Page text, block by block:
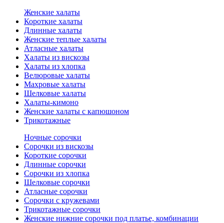
Женские халаты
Короткие халаты
Длинные халаты
Женские теплые халаты
Атласные халаты
Халаты из вискозы
Халаты из хлопка
Велюровые халаты
Махровые халаты
Шелковые халаты
Халаты-кимоно
Женские халаты с капюшоном
Трикотажные
Ночные сорочки
Сорочки из вискозы
Короткие сорочки
Длинные сорочки
Сорочки из хлопка
Шелковые сорочки
Атласные сорочки
Сорочки с кружевами
Трикотажные сорочки
Женские нижние сорочки под платье, комбинации